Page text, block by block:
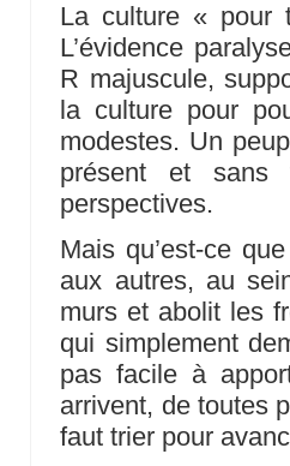
La culture « pour
L’évidence
R majuscule,
la culture pour
modestes. Un
présent et sans
perspectives.
Mais qu’est-ce
aux autres, au
murs et abolit les
qui simplement
pas facile à
arrivent, de toutes
faut trier pour